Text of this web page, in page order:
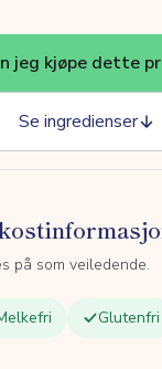
jeg kjøpe dette
Se ingredienser
på som veiledende.
Glutenfri